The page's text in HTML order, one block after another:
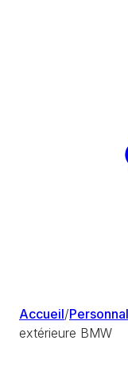
Accueil/
extérieure BMW